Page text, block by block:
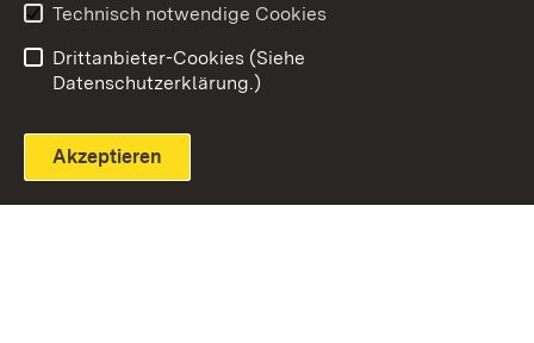
Technisch notwendige Cookies
Drittanbieter-Cookies (Siehe
Datenschutzerklärung.)
Akzeptieren